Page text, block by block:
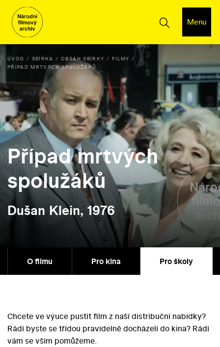
Menu
ÚVOD SBÍRKA OBSAH SBÍRKY
FILMY
PŘÍPAD MRTVÝCH SPOLUŽÁKŮ
Případ mrtvých
spolužáků
Dušan Klein, 1976
O filmu Pro kina Pro školy
Chcete ve výuce pustit film z naší distribuční nabídky?
Rádi byste se třídou pravidelně docházeli do kina? Rádi
vám se vším pomůžeme.